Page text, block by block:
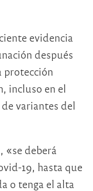
evidencia
después
protección
incluso en el
variantes del
«se deberá
19, hasta que
o tenga el alta